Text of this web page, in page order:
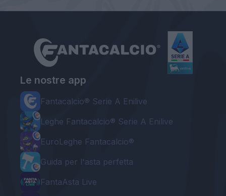
Le nostre app
Fantacalcio® Serie A Enilive
Leghe Fantacalcio® Serie A Enilive
EuroLeghe Fantacalcio®
Guida per l'asta perfetta
FantaAsta Live